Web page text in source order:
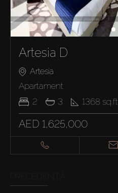
Artesia D
Artesia
Apartament
2
3 1368 sq.ft
AED 1,625,000